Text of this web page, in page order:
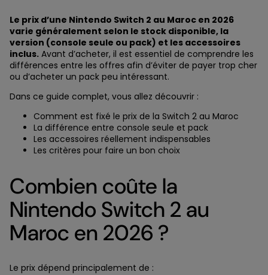
Le prix d’une Nintendo Switch 2 au Maroc en 2026
varie généralement selon le stock disponible, la
version (console seule ou pack) et les accessoires
inclus. Avant d’acheter, il est essentiel de comprendre les
différences entre les offres afin d’éviter de payer trop cher
ou d’acheter un pack peu intéressant.
Dans ce guide complet, vous allez découvrir :
Comment est fixé le prix de la Switch 2 au Maroc
La différence entre console seule et pack
Les accessoires réellement indispensables
Les critères pour faire un bon choix
Combien coûte la
Nintendo Switch 2 au
Maroc en 2026 ?
Le prix dépend principalement de :